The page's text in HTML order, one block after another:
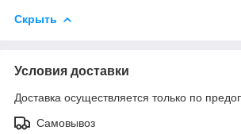
Скрыть
Условия доставки
Доставка осуществляется только по
Самовывоз